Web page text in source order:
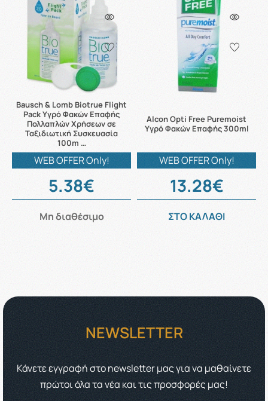
Bausch & Lomb Biotrue Flight
Pack Υγρό Φακών Επαφής
Πολλαπλών Χρήσεων σε
Ταξιδιωτική Συσκευασία
100m …
WEB OFFER Only!
5.38€
Μη διαθέσιμο
Alcon Opti Free Puremoist
Υγρό Φακών Επαφής 300ml
WEB OFFER Only!
13.28€
ΣΤΟ ΚΑΛΑΘΙ
NEWSLETTER
Κάνετε εγγραφή στο newsletter μας για να μαθαίνετε
πρώτοι όλα τα νέα και τις προσφορές μας!